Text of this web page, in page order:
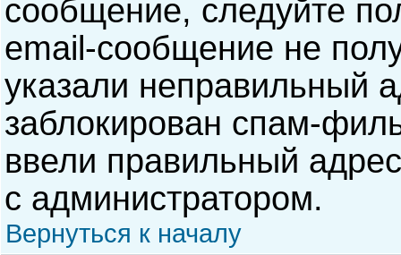
сообщение, следуйте
email-сообщение не
указали неправильный
заблокирован спам-
ввели правильный
с администратором.
Вернуться к началу